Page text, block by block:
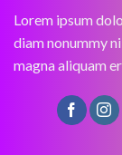
Lorem ipsum
diam nonummy
magna aliquam